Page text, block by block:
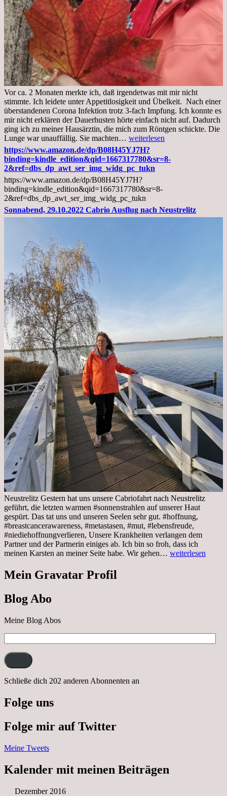
Vor ca. 2 Monaten merkte ich, daß irgendetwas mit mir nicht
stimmte. Ich leidete unter Appetitlosigkeit und Übelkeit. Nach einer
überstandenen Corona Infektion trotz 3-fach Impfung. Ich konnte es
mir nicht erklären der Dauerhusten hörte einfach nicht auf. Dadurch
ging ich zu meiner Hausärztin, die mich zum Röntgen schickte. Die
Lunge war unauffällig. Sie machten… Mittwoch,
02.11.2022,
Arztgespräch
und
Diagnose
Lebermetastasen
weiterlesen
https://www.amazon.de/dp/B08H45YJ7H?
binding=kindle_edition&qid=1667317780&sr=8-
2&ref=dbs_dp_awt_ser_img_widg_pc_tukn
https://www.amazon.de/dp/B08H45YJ7H?
binding=kindle_edition&qid=1667317780&sr=8-
2&ref=dbs_dp_awt_ser_img_widg_pc_tukn
Sonnabend, 29.10.2022 Cabrio Ausflug nach Neustrelitz
Neustrelitz Gestern hat uns unsere Cabriofahrt nach Neustrelitz
geführt, die letzten warmen #sonnenstrahlen auf unserer Haut
gespürt. Das tat uns und unseren Seelen sehr gut. #hoffnung,
#breastcancerawareness, #metastasen, #mut, #lebensfreude,
#niediehoffnungverlieren, Unsere Krankheiten verlangen dem
Partner und der Partnerin einiges ab. Ich bin so froh, dass ich
meinen Karsten an meiner Seite habe. Wir gehen… Sonnabend,
weiterlesen
Mein Gravatar Profil
Blog Abo
Meine Blog Abos
Mail-
Adresse:
Schließe dich 202 anderen Abonnenten an
Folge uns
Folge mir auf Twitter
Meine Tweets
Kalender mit meinen Beiträgen
Dezember 2016